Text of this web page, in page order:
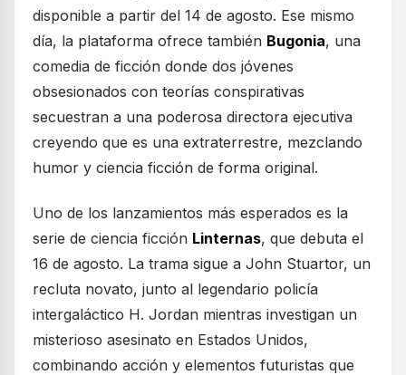
disponible a partir del 14 de agosto. Ese mismo
día, la plataforma ofrece también Bugonia, una
comedia de ficción donde dos jóvenes
obsesionados con teorías conspirativas
secuestran a una poderosa directora ejecutiva
creyendo que es una extraterrestre, mezclando
humor y ciencia ficción de forma original.
Uno de los lanzamientos más esperados es la
serie de ciencia ficción Linternas, que debuta el
16 de agosto. La trama sigue a John Stuartor, un
recluta novato, junto al legendario policía
intergaláctico H. Jordan mientras investigan un
misterioso asesinato en Estados Unidos,
combinando acción y elementos futuristas que